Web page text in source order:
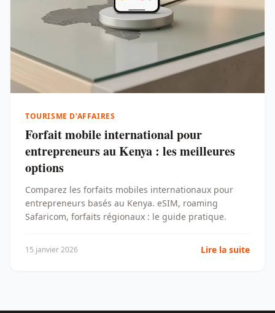
TOURISME D'AFFAIRES
Forfait mobile international pour
entrepreneurs au Kenya : les meilleures
options
Comparez les forfaits mobiles internationaux pour
entrepreneurs basés au Kenya. eSIM, roaming
Safaricom, forfaits régionaux : le guide pratique.
15 janvier 2026 Lire la suite